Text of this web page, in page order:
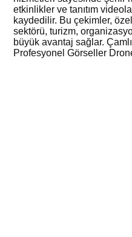
etkinlikler ve tanıtım
kaydedilir. Bu çekimler,
sektörü, turizm,
büyük avantaj sağlar.
Profesyonel Görseller